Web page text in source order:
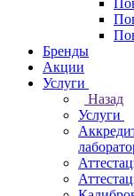
Бренды
Акции
Услуги
Назад
Услуги